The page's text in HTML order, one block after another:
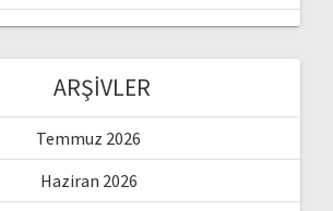
ARŞIVLER
Temmuz 2026
Haziran 2026